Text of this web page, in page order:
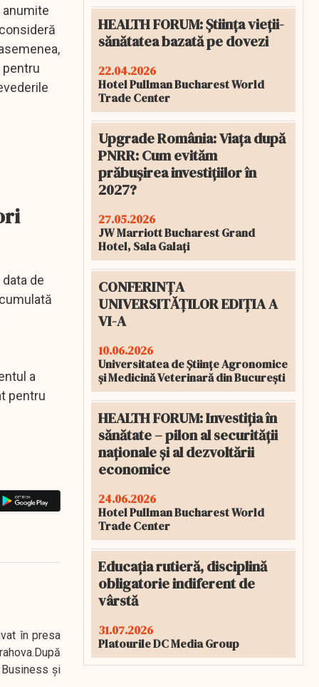
de
a
pentru
în presa
şi
HEALTH FORUM: Știința vieții-
sănătatea bazată pe dovezi
22.04.2026
Hotel Pullman Bucharest World
Trade Center
Upgrade România: Viața după
PNRR: Cum evităm
prăbușirea investițiilor în
2027?
27.05.2026
JW Marriott Bucharest Grand
Hotel, Sala Galați
CONFERINȚA
UNIVERSITĂȚILOR EDIȚIA A
VI-A
10.06.2026
Universitatea de Științe Agronomice
și Medicină Veterinară din București
HEALTH FORUM: Investiția în
sănătate – pilon al securității
naționale și al dezvoltării
economice
24.06.2026
Hotel Pullman Bucharest World
Trade Center
Educația rutieră, disciplină
obligatorie indiferent de
vârstă
31.07.2026
Platourile DC Media Group